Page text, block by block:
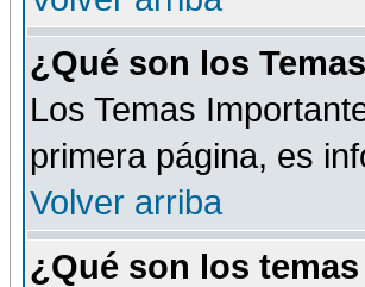
¿Qué son los
Los Temas
primera página, es
Volver arriba
¿Qué son los